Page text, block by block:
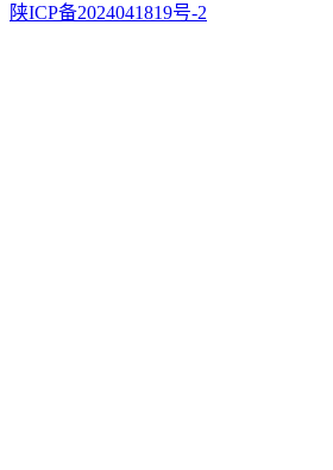
陕ICP备2024041819号-2